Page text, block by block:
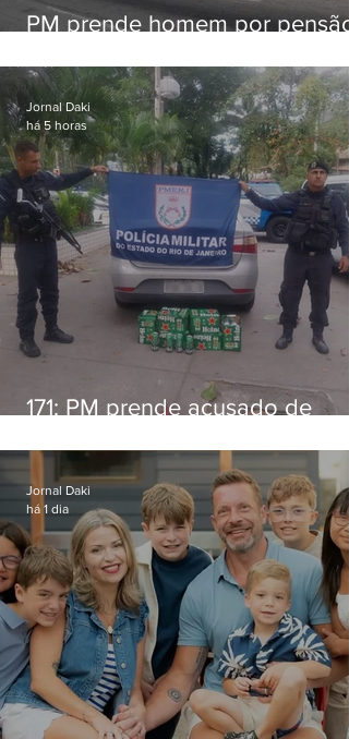
PM prende homem por pensão
171: PM prende acusado de
Niterói
Jornal Daki
há 5 horas
Jornal Daki
há 1 dia